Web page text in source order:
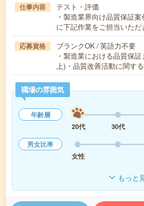
仕事内容
テスト・評価
・製造業界向け品質保証
に下記作業をご担当いた
応募資格
ブランクOK / 英語力不要
・製造業における品質保
上)・品質改善活動に関す
職場の雰囲気
年齢層
20代
30代
男女比率
女性
もっと